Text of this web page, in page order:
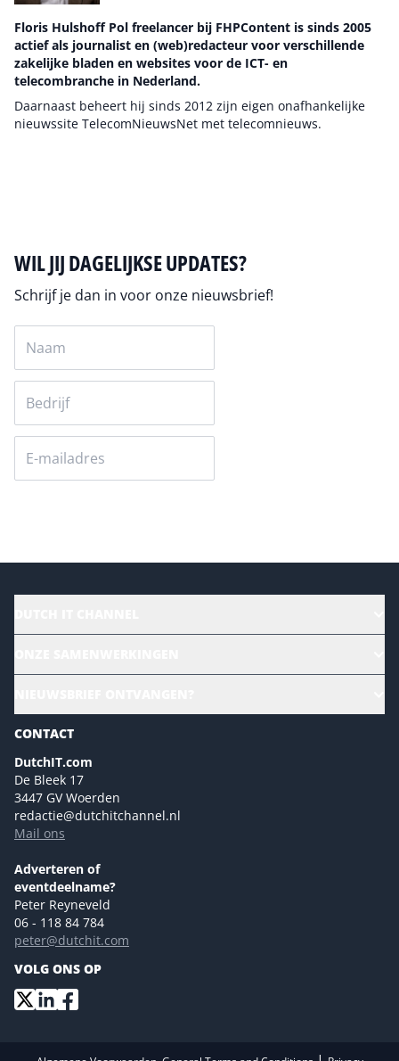
Floris Hulshoff Pol freelancer bij FHPContent is sinds 2005
actief als journalist en (web)redacteur voor verschillende
zakelijke bladen en websites voor de ICT- en
telecombranche in Nederland.
Daarnaast beheert hij sinds 2012 zijn eigen onafhankelijke
nieuwssite TelecomNieuwsNet met telecomnieuws.
WIL JIJ DAGELIJKSE UPDATES?
Schrijf je dan in voor onze nieuwsbrief!
Magazines
Marketingmogelijkheden 2026
Eventmogelijkheden 2026
Advertising opportunities 2026 ENG
Event opportunities 2026 ENG
NL Digital
Versturen
CONTACT
DutchIT.com
De Bleek 17
3447 GV Woerden
redactie@dutchitchannel.nl
Mail ons
Adverteren of
eventdeelname?
Peter Reyneveld
06 - 118 84 784
peter@dutchit.com
VOLG ONS OP